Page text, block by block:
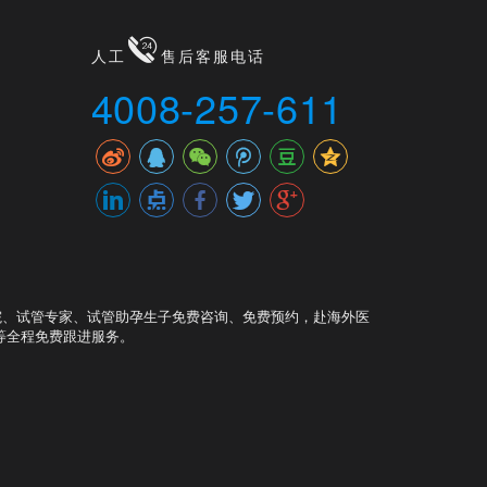
人工 售后客服电话
4008-257-611
试管专家、试管助孕生子免费咨询、免费预约，赴海外医
程免费跟进服务。